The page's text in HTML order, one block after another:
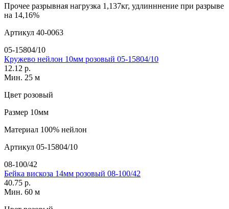
Прочее разрывная нагрузка 1,137кг, удлинннение при разрыве
на 14,16%
Артикул 40-0063
05-15804/10
Кружево нейлон 10мм розовый 05-15804/10
12.12 р.
Мин. 25 м
Цвет розовый
Размер 10мм
Материал 100% нейлон
Артикул 05-15804/10
08-100/42
Бейка вискоза 14мм розовый 08-100/42
40.75 р.
Мин. 60 м